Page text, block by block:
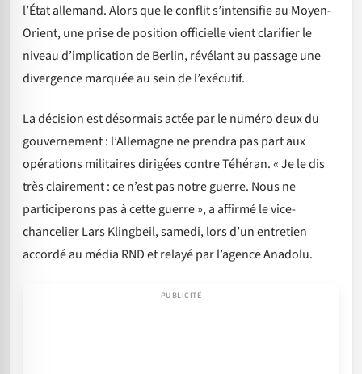
l’État allemand. Alors que le conflit s’intensifie au Moyen-
Orient, une prise de position officielle vient clarifier le
niveau d’implication de Berlin, révélant au passage une
divergence marquée au sein de l’exécutif.
La décision est désormais actée par le numéro deux du
gouvernement : l’Allemagne ne prendra pas part aux
opérations militaires dirigées contre Téhéran. « Je le dis
très clairement : ce n’est pas notre guerre. Nous ne
participerons pas à cette guerre », a affirmé le vice-
chancelier Lars Klingbeil, samedi, lors d’un entretien
accordé au média RND et relayé par l’agence Anadolu.